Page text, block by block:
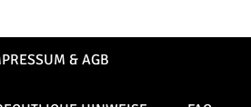
& AGB